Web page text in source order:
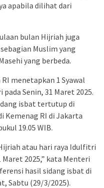
apabila dilihat dari
bulan Hijriah juga
Muslim yang
yang berbeda.
menetapkan 1 Syawal
Senin, 31 Maret 2025.
isbat tertutup di
Kemenag RI di Jakarta
19.05 WIB.
atau hari raya Idulfitri
2025,” kata Menteri
hasil sidang isbat di
Sabtu (29/3/2025).